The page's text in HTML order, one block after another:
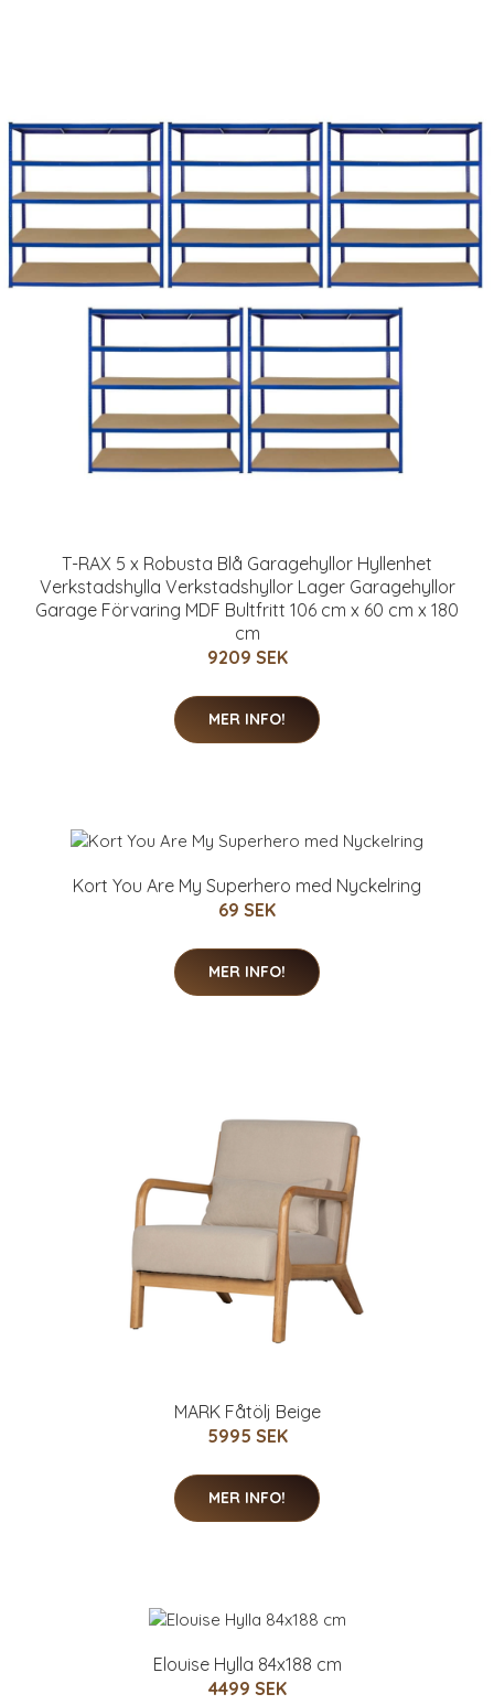
T-RAX 5 x Robusta Blå Garagehyllor Hyllenhet
Verkstadshylla Verkstadshyllor Lager Garagehyllor
Garage Förvaring MDF Bultfritt 106 cm x 60 cm x 180
cm
9209 SEK
MER INFO!
Kort You Are My Superhero med Nyckelring
69 SEK
MER INFO!
MARK Fåtölj Beige
5995 SEK
MER INFO!
Elouise Hylla 84x188 cm
4499 SEK